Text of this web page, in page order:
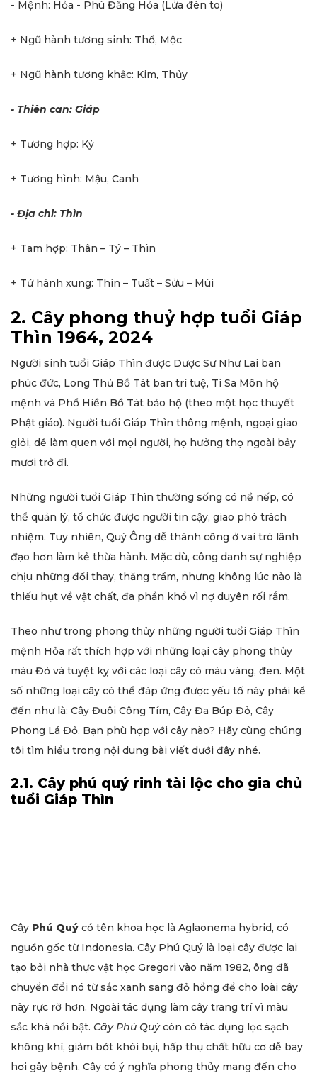
- Mệnh: Hỏa - Phú Đăng Hỏa (Lửa đèn to)
+ Ngũ hành tương sinh: Thổ, Mộc
+ Ngũ hành tương khắc: Kim, Thủy
- Thiên can: Giáp
+ Tương hợp: Kỷ
+ Tương hình: Mậu, Canh
- Địa chi: Thìn
+ Tam hợp: Thân – Tý – Thìn
+ Tứ hành xung: Thìn – Tuất – Sửu – Mùi
2. Cây phong thuỷ hợp tuổi Giáp
Thìn 1964, 2024
Người sinh tuổi Giáp Thìn được Dược Sư Như Lai ban
phúc đức, Long Thủ Bồ Tát ban trí tuệ, Tì Sa Môn hộ
mệnh và Phổ Hiền Bồ Tát bảo hộ (theo một học thuyết
Phật giáo). Người tuổi Giáp Thìn thông mệnh, ngoại giao
giỏi, dễ làm quen với mọi người, họ hưởng thọ ngoài bảy
mươi trở đi.
Những người tuổi Giáp Thìn thường sống có nề nếp, có
thể quản lý, tổ chức được người tin cậy, giao phó trách
nhiệm. Tuy nhiên, Quý Ông dễ thành công ở vai trò lãnh
đạo hơn làm kẻ thừa hành. Mặc dù, công danh sự nghiệp
chịu những đổi thay, thăng trầm, nhưng không lúc nào là
thiếu hụt về vật chất, đa phần khổ vì nợ duyên rối rắm.
Theo như trong phong thủy những người tuổi Giáp Thìn
mệnh Hỏa rất thích hợp với những loại cây phong thủy
màu Đỏ và tuyệt kỵ với các loại cây có màu vàng, đen. Một
số những loại cây có thể đáp ứng được yếu tố này phải kể
đến như là: Cây Đuôi Công Tím, Cây Đa Búp Đỏ, Cây
Phong Lá Đỏ. Bạn phù hợp với cây nào? Hãy cùng chúng
tôi tìm hiểu trong nội dung bài viết dưới đây nhé.
2.1. Cây phú quý rinh tài lộc cho gia chủ
tuổi Giáp Thìn
Cây Phú Quý có tên khoa học là Aglaonema hybrid, có
nguồn gốc từ Indonesia. Cây Phú Quý là loại cây được lai
tạo bởi nhà thực vật học Gregori vào năm 1982, ông đã
chuyển đổi nó từ sắc xanh sang đỏ hồng để cho loài cây
này rực rỡ hơn. Ngoài tác dụng làm cây trang trí vì màu
sắc khá nổi bật. Cây Phú Quýcòn có tác dụng lọc sạch
không khí, giảm bớt khói bụi, hấp thụ chất hữu cơ dễ bay
hơi gây bệnh. Cây có ý nghĩa phong thủy mang đến cho